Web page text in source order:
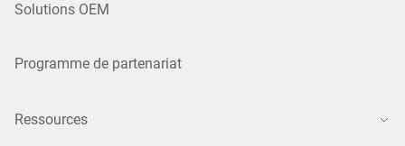
Solutions OEM
Programme de partenariat
Ressources